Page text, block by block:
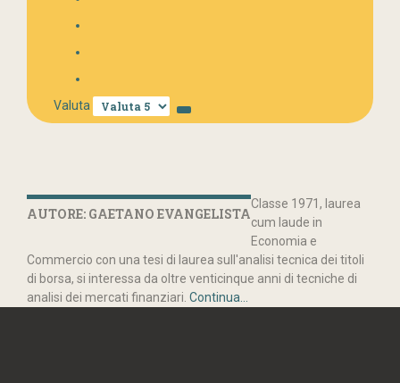
Valuta
AUTORE: GAETANO EVANGELISTA
Classe 1971, laurea
cum laude in
Economia e
Commercio con una tesi di laurea sull'analisi tecnica dei titoli
di borsa, si interessa da oltre venticinque anni di tecniche di
analisi dei mercati finanziari. Continua...